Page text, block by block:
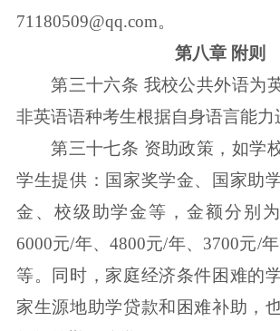
71180509@qq.com。
第八章 附则
第三十六条 我校公共外语为
非英语语种考生根据自身语言能力
第三十七条 资助政策，如学
学生提供：国家奖学金、国家助
金、校级助学金等，金额分别为
6000元/年、4800元/年、3700元/
等。同时，家庭经济条件困难的
家生源地助学贷款和困难补助，